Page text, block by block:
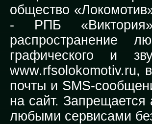
общество
- РПБ
распространение
графического и
www.rfsolokomotiv.ru,
почты и SMS-
на сайт. Запрещается
любыми сервисами